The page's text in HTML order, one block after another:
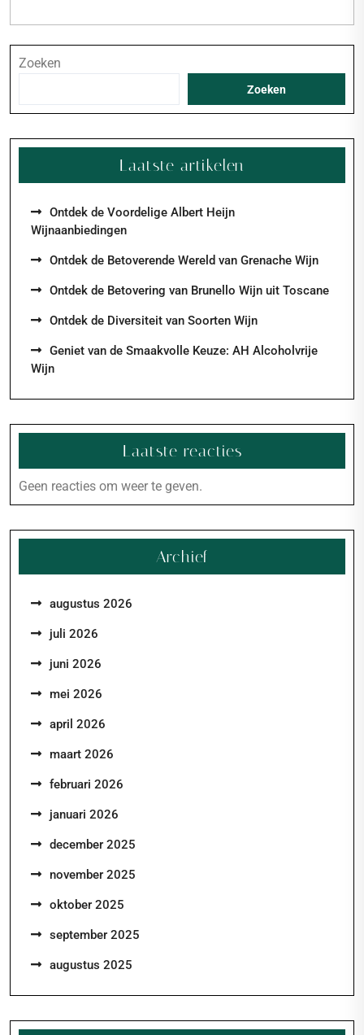
Zoeken
Zoeken
Laatste artikelen
Ontdek de Voordelige Albert Heijn
Wijnaanbiedingen
Ontdek de Betoverende Wereld van Grenache Wijn
Ontdek de Betovering van Brunello Wijn uit Toscane
Ontdek de Diversiteit van Soorten Wijn
Geniet van de Smaakvolle Keuze: AH Alcoholvrije
Wijn
Laatste reacties
Geen reacties om weer te geven.
Archief
augustus 2026
juli 2026
juni 2026
mei 2026
april 2026
maart 2026
februari 2026
januari 2026
december 2025
november 2025
oktober 2025
september 2025
augustus 2025